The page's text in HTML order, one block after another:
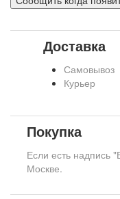
Доставка
Самовывоз
Курьер
Покупка
Если есть надпись
Москве.